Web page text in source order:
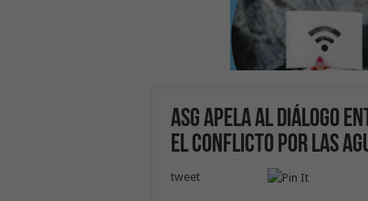
ASG apela al diálogo
el conflicto por las
tweet